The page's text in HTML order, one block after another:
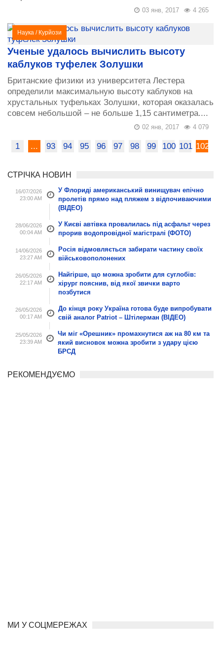
4 265
03 янв, 2017
Наука / Курйози
Ученые удалось вычислить высоту
каблуков туфелек Золушки
Британские физики из университета Лестера
определили максимальную высоту каблуков на
хрустальных туфельках Золушки, которая оказалась
совсем небольшой – не больше 1,15 сантиметра....
4 079
02 янв, 2017
1 ... 93 94 95 96 97 98 99 100 101 102
СТРІЧКА НОВИН
16/07/2026
23:00 AM
У Флориді американський винищувач епічно
пролетів прямо над пляжем з відпочиваючими
(ВІДЕО)
28/06/2026
00:04 AM
У Києві автівка провалилась під асфальт через
прорив водопровідної магістралі (ФОТО)
14/06/2026
23:27 AM
Росія відмовляється забирати частину своїх
військовополонених
26/05/2026
22:17 AM
Найгірше, що можна зробити для суглобів:
хірург пояснив, від якої звички варто
позбутися
26/05/2026
00:17 AM
До кінця року Україна готова буде випробувати
свій аналог Patriot – Штілерман (ВІДЕО)
25/05/2026
23:39 AM
Чи міг «Орешник» промахнутися аж на 80 км та
який висновок можна зробити з удару цією
БРСД
РЕКОМЕНДУЄМО
МИ У СОЦМЕРЕЖАХ